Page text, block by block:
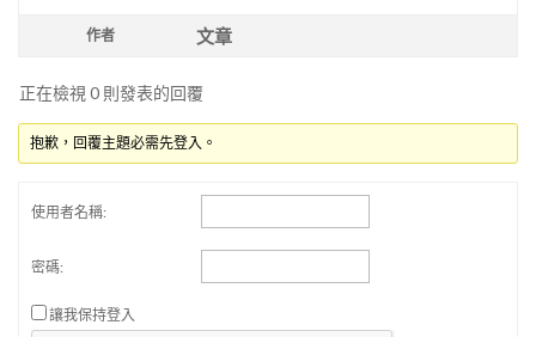
作者 文章
正在檢視 0 則發表的回覆
抱歉，回覆主題必需先登入。
使用者名稱:
密碼:
讓我保持登入